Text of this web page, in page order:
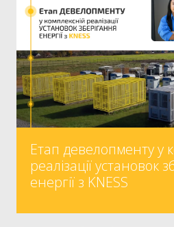
Етап девелопменту у
реалізації установок
енергії з KNESS